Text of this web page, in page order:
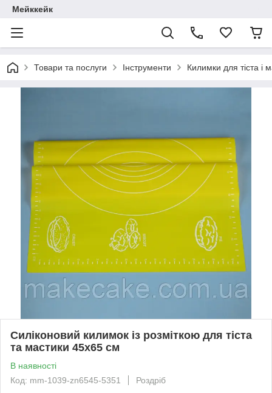
Мейккейк
Товари та послуги Інструменти Килимки для тіста і
Силіконовий килимок із розміткою для тіста
та мастики 45х65 см
В наявності
Код: mm-1039-zn6545-5351
Роздріб